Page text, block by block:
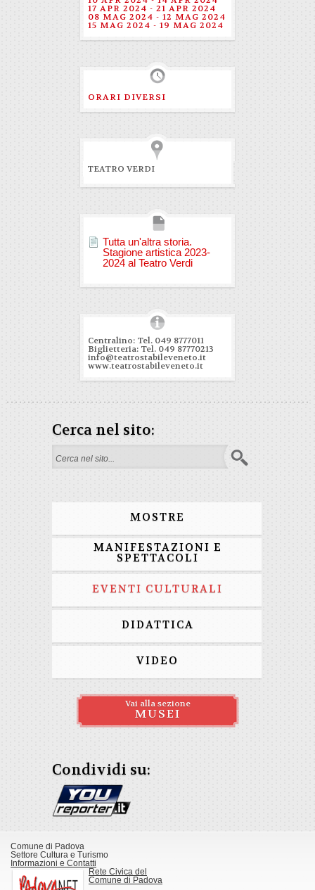
17 APR 2024 - 21 APR 2024
08 MAG 2024 - 12 MAG 2024
15 MAG 2024 - 19 MAG 2024
ORARI DIVERSI
TEATRO VERDI
Tutta un'altra storia.
Stagione artistica 2023-
2024 al Teatro Verdi
Centralino: Tel. 049 8777011
Biglietteria: Tel. 049 87770213
info@teatrostabileveneto.it
www.teatrostabileveneto.it
Cerca nel sito:
Form di ricerca
MOSTRE
MANIFESTAZIONI E
SPETTACOLI
EVENTI CULTURALI
DIDATTICA
VIDEO
Vai alla sezione
MUSEI
Condividi su:
Comune di Padova
Settore Cultura e Turismo
Informazioni e Contatti
Rete Civica del
Comune di Padova